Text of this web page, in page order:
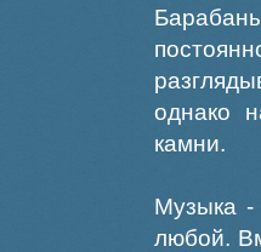
однако
камни.
Музыка -
любой.